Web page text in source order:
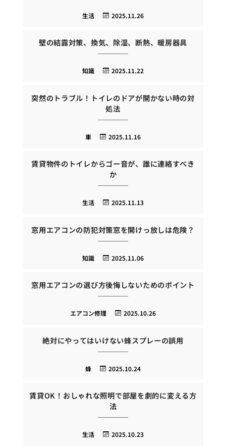
2025.11.26
生活
壁の結露対策、換気、除湿、断熱、暖房器具
2025.11.22
知識
突然のトラブル！トイレのドアが開かない時の対
処法
2025.11.16
車
賃貸物件のトイレからゴー音が、誰に連絡すべき
か
2025.11.13
生活
窓用エアコンの防犯対策窓を開けっ放しは危険？
2025.11.06
知識
窓用エアコンの選び方後悔しないためのポイント
2025.10.26
エアコン修理
絶対にやってはいけない蜂スプレーの誤用
2025.10.24
蜂
賃貸OK！おしゃれな照明で部屋を劇的に変える方
法
2025.10.23
生活